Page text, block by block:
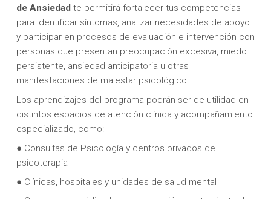
de Ansiedad te permitirá fortalecer tus competencias
para identificar síntomas, analizar necesidades de apoyo
y participar en procesos de evaluación e intervención con
personas que presentan preocupación excesiva, miedo
persistente, ansiedad anticipatoria u otras
manifestaciones de malestar psicológico.
Los aprendizajes del programa podrán ser de utilidad en
distintos espacios de atención clínica y acompañamiento
especializado, como:
● Consultas de Psicología y centros privados de
psicoterapia
● Clínicas, hospitales y unidades de salud mental